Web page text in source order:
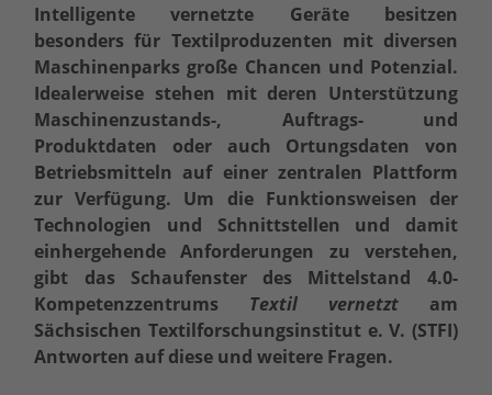
Intelligente vernetzte Geräte besitzen
besonders für Textilproduzenten mit diversen
Maschinenparks große Chancen und Potenzial.
Idealerweise stehen mit deren Unterstützung
Maschinenzustands-, Auftrags- und
Produktdaten oder auch Ortungsdaten von
Betriebsmitteln auf einer zentralen Plattform
zur Verfügung. Um die Funktionsweisen der
Technologien und Schnittstellen und damit
einhergehende Anforderungen zu verstehen,
gibt das Schaufenster des Mittelstand 4.0-
Kompetenzzentrums Textil vernetztam
Sächsischen Textilforschungsinstitut e. V. (STFI)
Antworten auf diese und weitere Fragen.